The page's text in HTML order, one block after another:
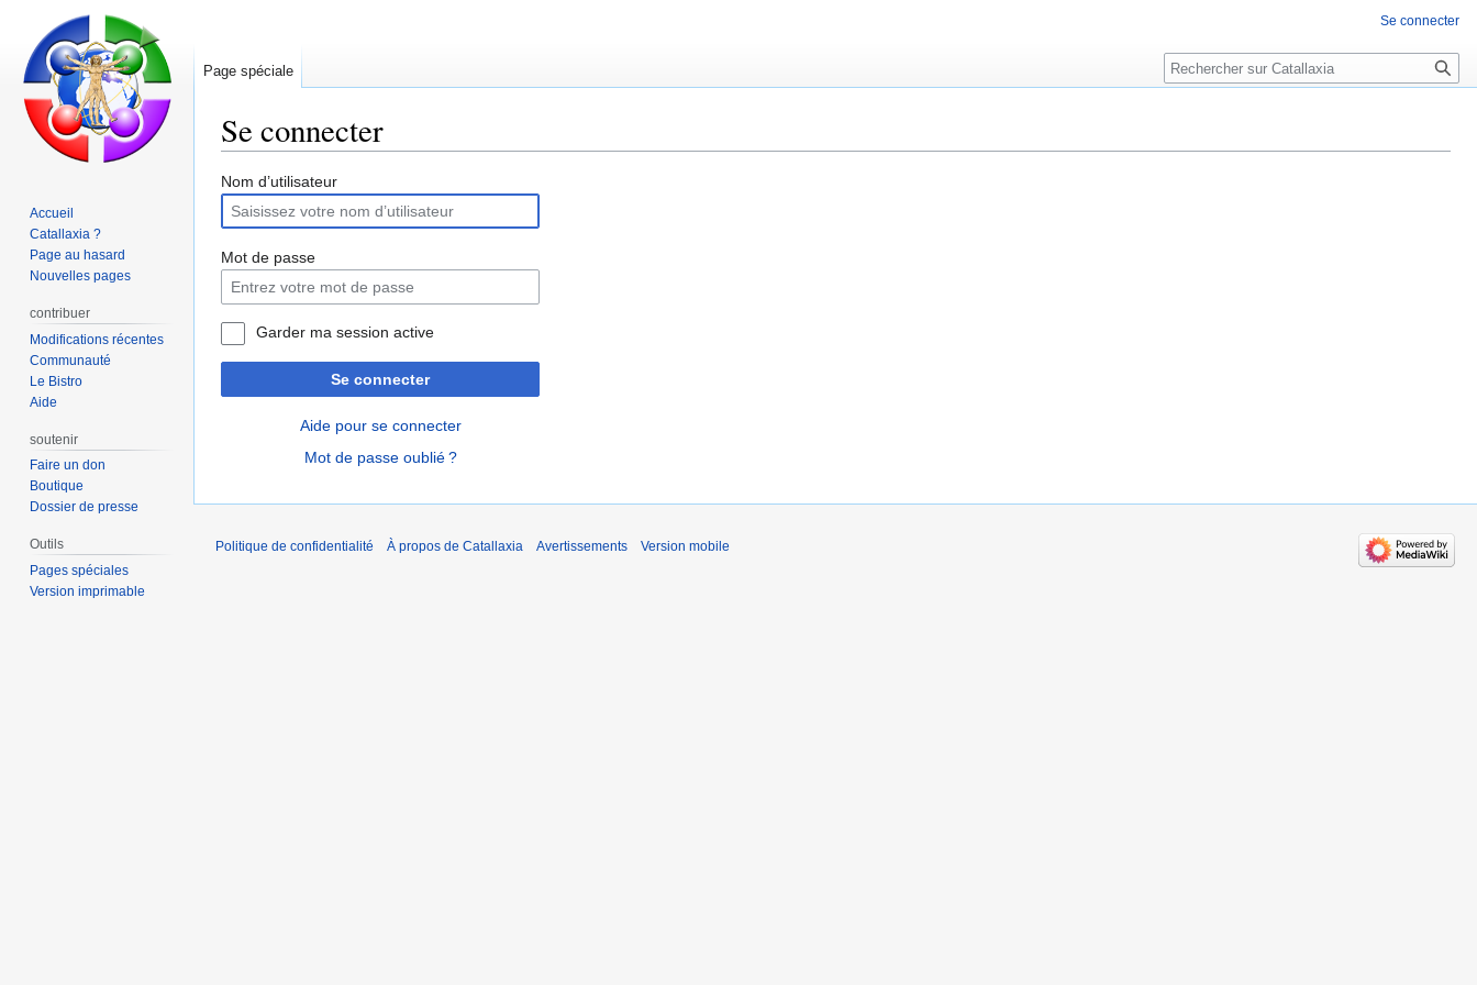
Se connecter
Aller
la
navigation
Aller
la
recherche
Nom d’utilisateur
Mot de passe
Garder ma session active
Se connecter
Aide pour se connecter
Mot de passe oublié ?
Se connecter
Page spéciale Rechercher
Accueil
Catallaxia ?
Page au hasard
Nouvelles pages
contribuer
Modifications récentes
Communauté
Le Bistro
Aide
soutenir
Faire un don
Boutique
Dossier de presse
Outils
Pages spéciales
Version imprimable
Politique de confidentialité À propos de Catallaxia Avertissements Version mobile